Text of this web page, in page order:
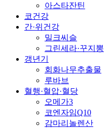
아스타잔틴
코건강
간·위건강
밀크씨슬
그린세라·꾸지뽕
갱년기
회화나무추출물
루바브
혈행·혈압·혈당
오메가3
코엔자임Q10
감마리놀렌산